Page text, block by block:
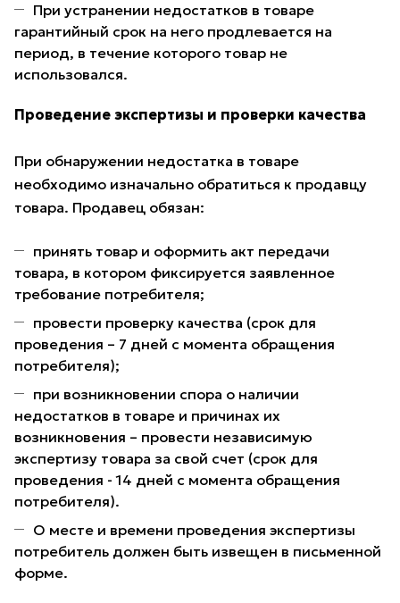
При устранении недостатков в товаре
гарантийный срок на него продлевается на
период, в течение которого товар не
использовался.
Проведение экспертизы и проверки качества
При обнаружении недостатка в товаре
необходимо изначально обратиться к продавцу
товара. Продавец обязан:
принять товар и оформить акт передачи
товара, в котором фиксируется заявленное
требование потребителя;
провести проверку качества (срок для
проведения – 7 дней с момента обращения
потребителя);
при возникновении спора о наличии
недостатков в товаре и причинах их
возникновения – провести независимую
экспертизу товара за свой счет (срок для
проведения - 14 дней с момента обращения
потребителя).
О месте и времени проведения экспертизы
потребитель должен быть извещен в письменной
форме.